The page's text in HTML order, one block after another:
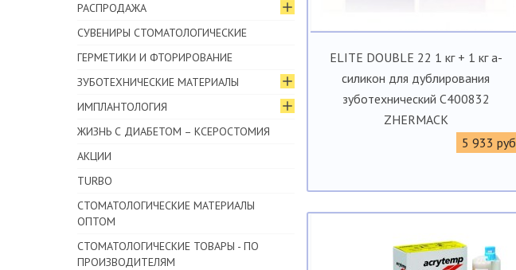
ELITE DOUBLE 22 1 кг + 1 кг а-
силикон для дублирования
зуботехнический С400832
ZHERMACK
5 933 руб
РАСПРОДАЖА
СУВЕНИРЫ СТОМАТОЛОГИЧЕСКИЕ
ГЕРМЕТИКИ И ФТОРИРОВАНИЕ
ЗУБОТЕХНИЧЕСКИЕ МАТЕРИАЛЫ
ИМПЛАНТОЛОГИЯ
ЖИЗНЬ С ДИАБЕТОМ – КСЕРОСТОМИЯ
АКЦИИ
TURBO
СТОМАТОЛОГИЧЕСКИЕ МАТЕРИАЛЫ
ОПТОМ
СТОМАТОЛОГИЧЕСКИЕ ТОВАРЫ - ПО
ПРОИЗВОДИТЕЛЯМ